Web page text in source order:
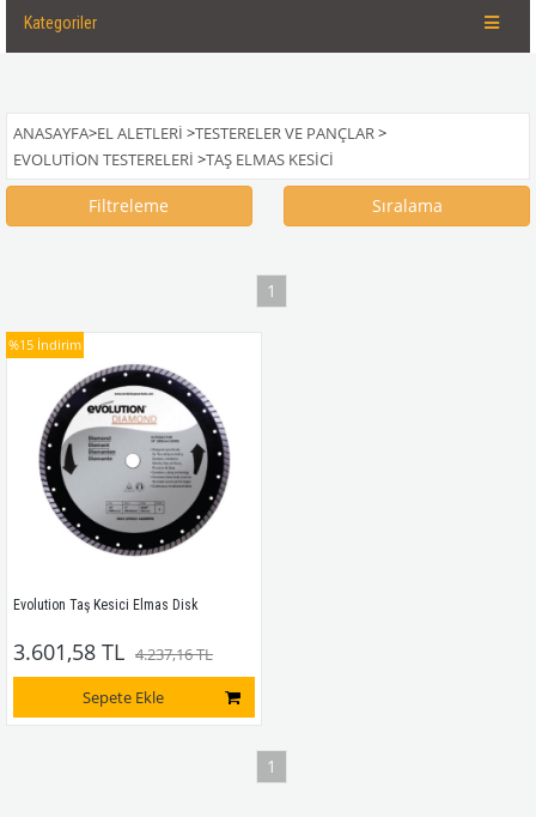
Kategoriler
ANASAYFA>EL ALETLERI >TESTERELER VE PANÇLAR>
EVOLUTION TESTERELERI >TAŞ ELMAS KESICI
Filtreleme Sıralama
1
Evolution Taş Kesici Elmas Disk
3.601,58 TL 4.237,16 TL
Sepete Ekle
%15 İndirim
1